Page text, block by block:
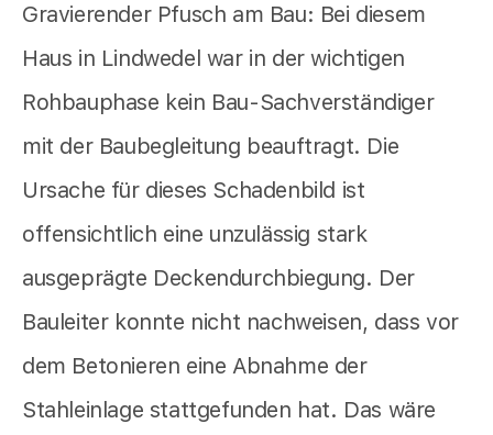
Gravierender Pfusch am Bau: Bei diesem
Haus in Lindwedel war in der wichtigen
Rohbauphase kein Bau-Sachverständiger
mit der Baubegleitung beauftragt. Die
Ursache für dieses Schadenbild ist
offensichtlich eine unzulässig stark
ausgeprägte Deckendurchbiegung. Der
Bauleiter konnte nicht nachweisen, dass vor
dem Betonieren eine Abnahme der
Stahleinlage stattgefunden hat. Das wäre